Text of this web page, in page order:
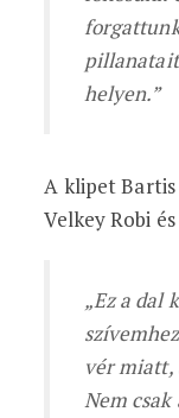
helyen.”
A klipet Bartis
Velkey Robi
„Ez a dal
vér
Nem